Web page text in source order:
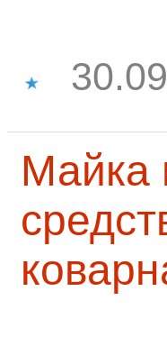
Майка